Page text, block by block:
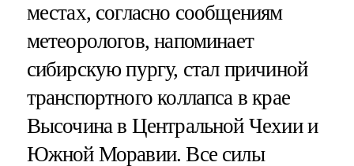
местах, согласно сообщениям
метеорологов, напоминает
сибирскую пургу, стал причиной
транспортного коллапса в крае
Высочина в Центральной Чехии и
Южной Моравии. Все силы